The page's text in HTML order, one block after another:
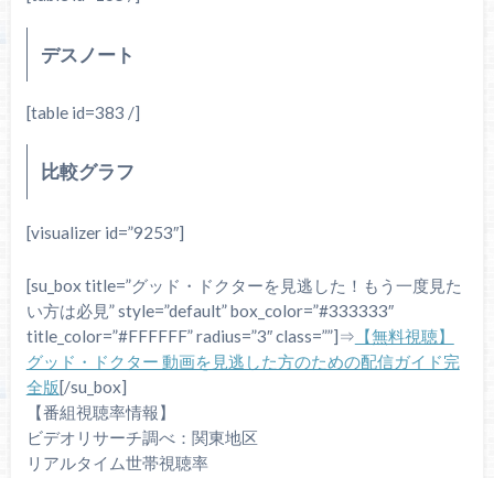
デスノート
[table id=383 /]
比較グラフ
[visualizer id=”9253″]
[su_box title=”グッド・ドクターを見逃した！もう一度見た
い方は必見” style=”default” box_color=”#333333″
title_color=”#FFFFFF” radius=”3″ class=””]⇒ 【無料視聴】
グッド・ドクター 動画を見逃した方のための配信ガイド完
全版[/su_box]
【番組視聴率情報】
ビデオリサーチ調べ：関東地区
リアルタイム世帯視聴率